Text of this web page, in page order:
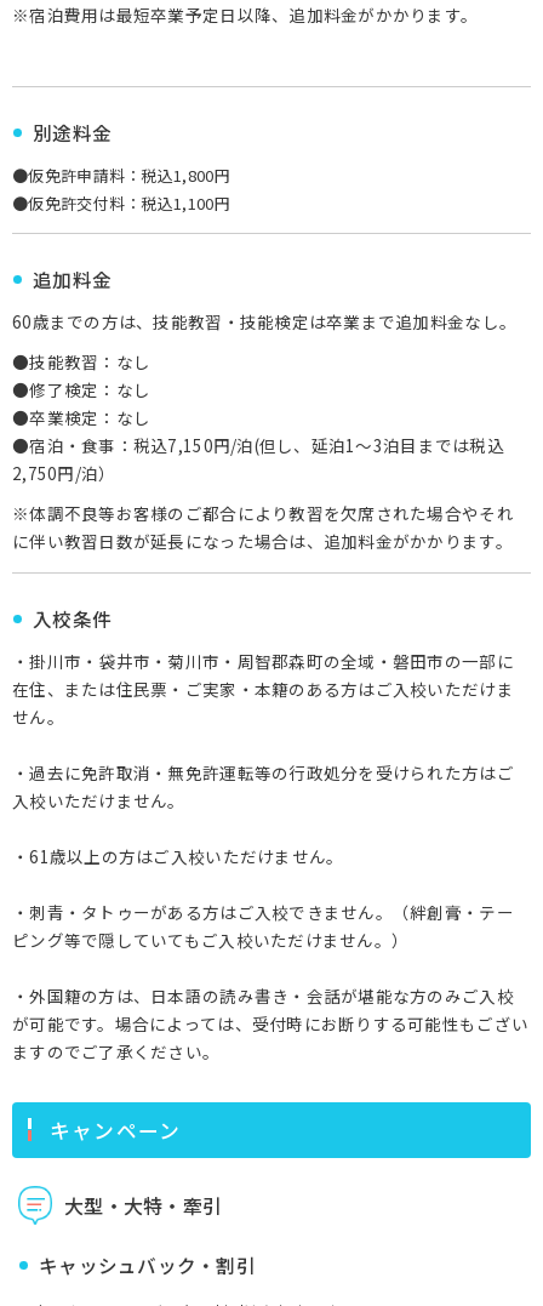
※宿泊費用は最短卒業予定日以降、追加料金がかかります。
別途料金
●仮免許申請料：税込1,800円
●仮免許交付料：税込1,100円
追加料金
60歳までの方は、技能教習・技能検定は卒業まで追加料金なし。
●技能教習：なし
●修了検定：なし
●卒業検定：なし
●宿泊・食事：税込7,150円/泊(但し、延泊1～3泊目までは税込
2,750円/泊）
※体調不良等お客様のご都合により教習を欠席された場合やそれ
に伴い教習日数が延長になった場合は、追加料金がかかります。
入校条件
・掛川市・袋井市・菊川市・周智郡森町の全域・磐田市の一部に
在住、または住民票・ご実家・本籍のある方はご入校いただけま
せん。
・過去に免許取消・無免許運転等の行政処分を受けられた方はご
入校いただけません。
・61歳以上の方はご入校いただけません。
・刺青・タトゥーがある方はご入校できません。（絆創膏・テー
ピング等で隠していてもご入校いただけません。）
・外国籍の方は、日本語の読み書き・会話が堪能な方のみご入校
が可能です。場合によっては、受付時にお断りする可能性もござい
ますのでご了承ください。
キャンペーン
大型・大特・牽引
キャッシュバック・割引